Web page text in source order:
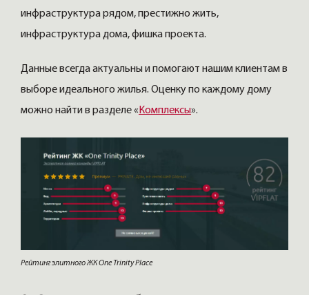
инфраструктура рядом, престижно жить,
инфраструктура дома, фишка проекта.
Данные всегда актуальны и помогают нашим клиентам в
выборе идеального жилья. Оценку по каждому дому
можно найти в разделе «Комплексы».
Рейтинг элитного ЖК One Trinity Place